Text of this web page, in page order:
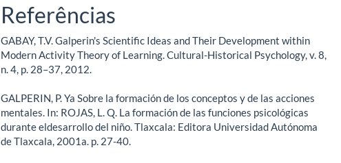
Referências
GABAY, T.V. Galperin's Scientific Ideas and Their Development within
Modern Activity Theory of Learning. Cultural-Historical Psychology, v. 8,
n. 4, p. 28–37, 2012.
GALPERIN, P. Ya Sobre la formación de los conceptos y de las acciones
mentales. In: ROJAS, L. Q. La formación de las funciones psicológicas
durante eldesarrollo del niño. Tlaxcala: Editora Universidad Autónoma
de Tlaxcala, 2001a. p. 27-40.